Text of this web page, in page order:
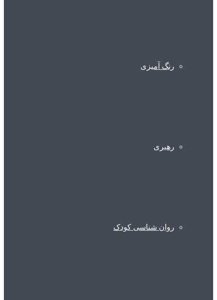
رنگ آمیزی
رهبری
روان شناسی کودک